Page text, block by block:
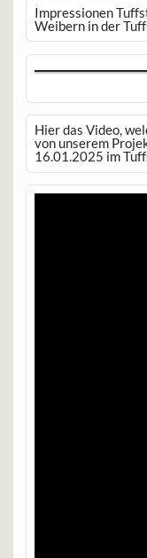
Impressionen
Weibern in der
Hier das Video,
von unserem
16.01.2025 im